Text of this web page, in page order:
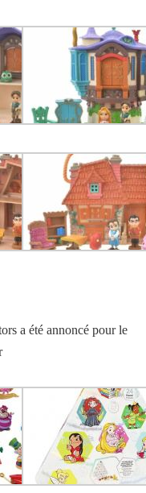
a été annoncé pour le